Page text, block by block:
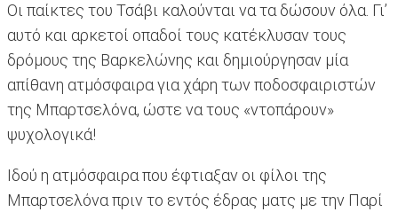
Οι παίκτες του Τσάβι καλούνται να τα δώσουν όλα. Γι’
αυτό και αρκετοί οπαδοί τους κατέκλυσαν τους
δρόμους της Βαρκελώνης και δημιούργησαν μία
απίθανη ατμόσφαιρα για χάρη των ποδοσφαιριστών
της Μπαρτσελόνα, ώστε να τους «ντοπάρουν»
ψυχολογικά!
Ιδού η ατμόσφαιρα που έφτιαξαν οι φίλοι της
Μπαρτσελόνα πριν το εντός έδρας ματς με την Παρί